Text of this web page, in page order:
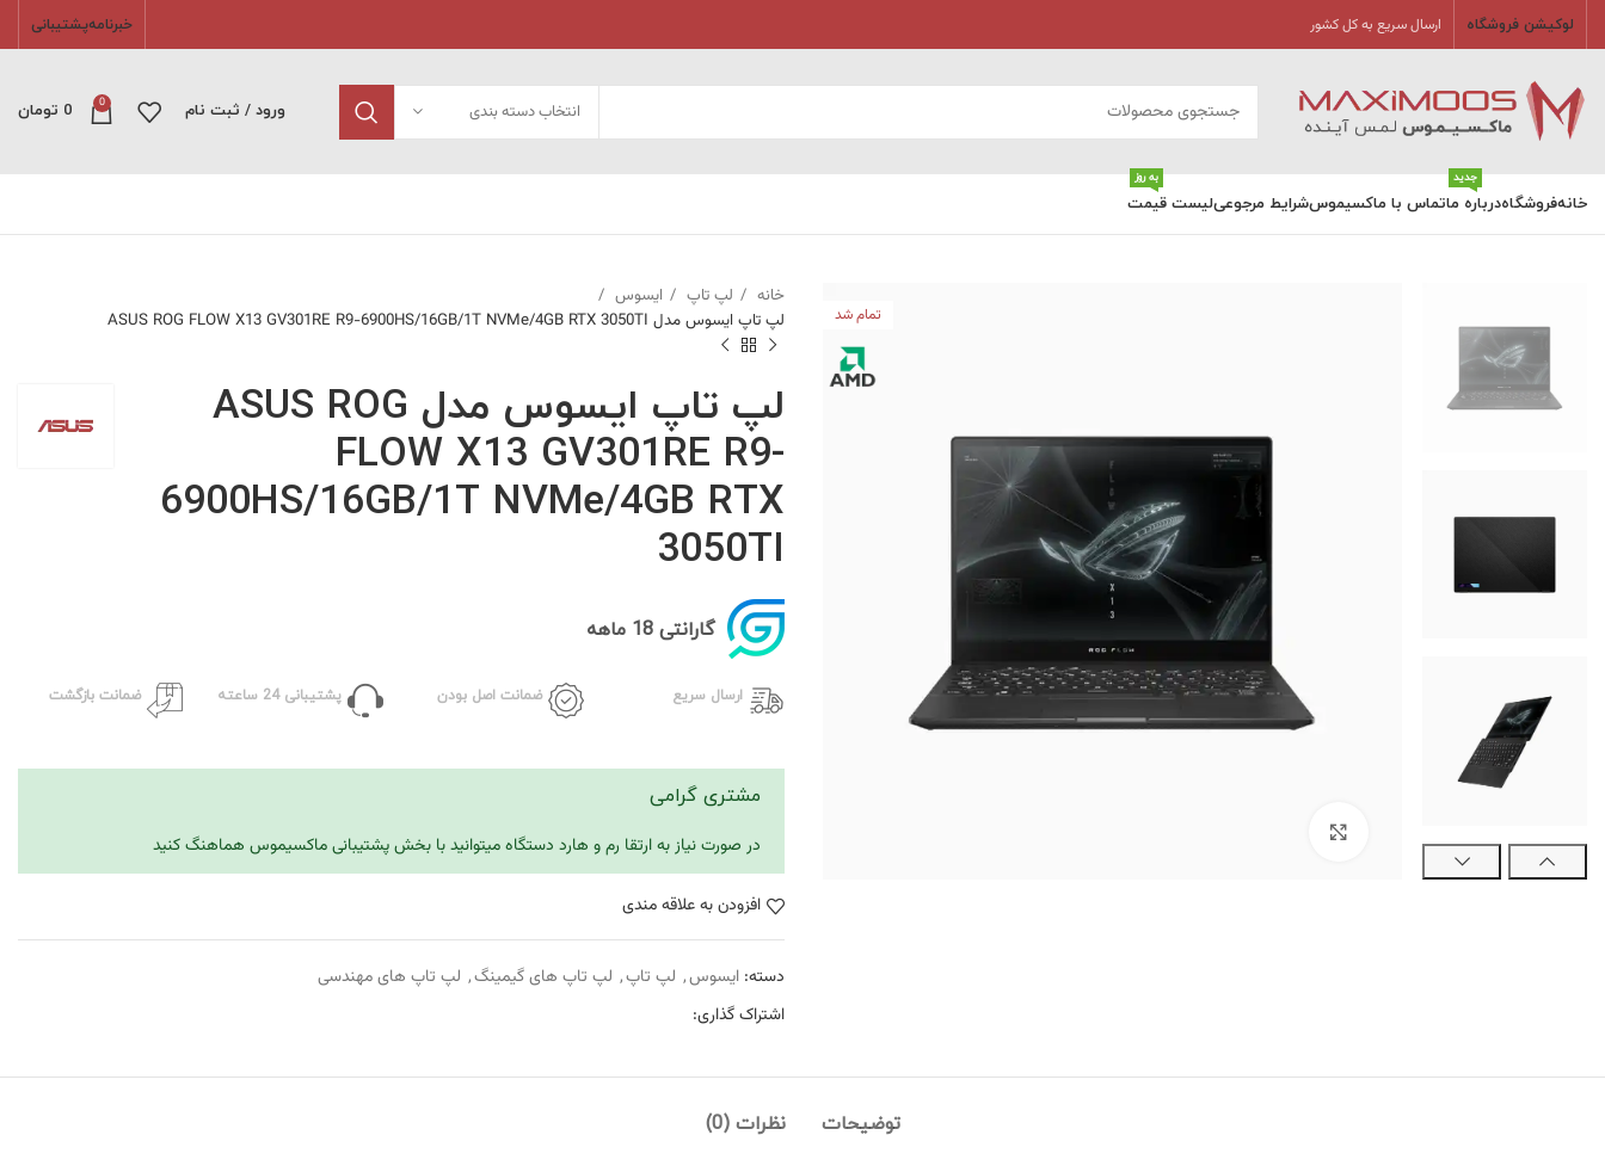
لوکیشن فروشگاه ارسال سریع به کل کشور خبرنامهپشتیبانی
انتخاب دسته بندی ورود / ثبت نام 0
0 تومان
خانهفروشگاهدرباره ما
جدید
تماس با ماکسیموسشرایط مرجوعیلیست قیمت
به روز
تمام شد
خانه لپ تاپ
ایسوس
لپ تاپ ایسوس مدل ASUS ROG FLOW X13 GV301RE R9-6900HS/16GB/1T NVMe/4GB RTX 3050TI
لپ تاپ ایسوس مدل ASUS ROG
FLOW X13 GV301RE R9-
6900HS/16GB/1T NVMe/4GB RTX
3050TI
گارانتی 18 ماهه
ضمانت بازگشت پشتیبانی 24 ساعته ضمانت اصل بودن ارسال سریع
مشتری گرامی
در صورت نیاز به ارتقا رم و هارد دستگاه میتوانید با بخش پشتیبانی ماکسیموس هماهنگ کنید
افزودن به علاقه مندی
دسته: ایسوس, لپ تاپ, لپ تاپ های گیمینگ, لپ تاپ های مهندسی
اشتراک گذاری:
توضیحات نظرات (0)